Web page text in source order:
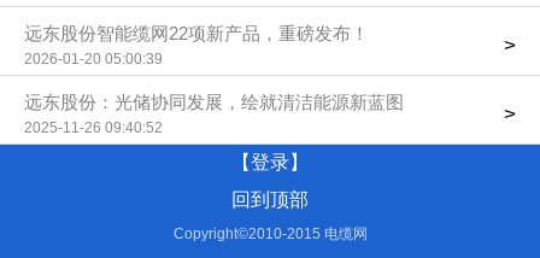
远东股份智能缆网22项新产品，重磅发布！
2026-01-20 05:00:39
>
远东股份：光储协同发展，绘就清洁能源新蓝图
2025-11-26 09:40:52
>
【登录】
回到顶部
Copyright©2010-2015 电缆网